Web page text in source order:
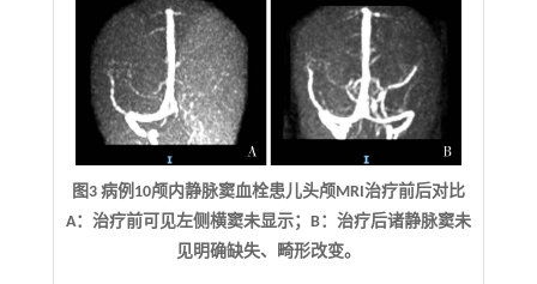
图3 病例10颅内静脉窦血栓患儿头颅MRI治疗前后对比
A：治疗前可见左侧横窦未显示；B：治疗后诸静脉窦未
见明确缺失、畸形改变。